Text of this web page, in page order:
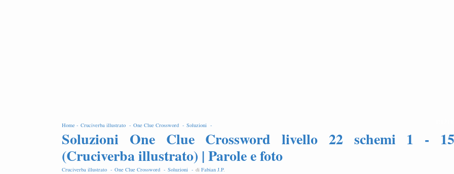
Home - Cruciverba illustrato - One Clue Crossword - Soluzioni -
Soluzioni One Clue Crossword livello 22 schemi 1 - 15
(Cruciverba illustrato) | Parole e foto
Cruciverba illustrato - One Clue Crossword - Soluzioni - di Fabian J.P.